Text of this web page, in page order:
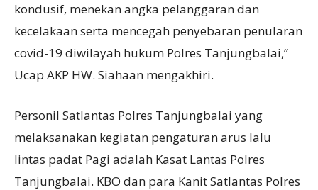
kondusif, menekan angka pelanggaran dan
kecelakaan serta mencegah penyebaran penularan
covid-19 diwilayah hukum Polres Tanjungbalai,”
Ucap AKP HW. Siahaan mengakhiri.
Personil Satlantas Polres Tanjungbalai yang
melaksanakan kegiatan pengaturan arus lalu
lintas padat Pagi adalah Kasat Lantas Polres
Tanjungbalai. KBO dan para Kanit Satlantas Polres